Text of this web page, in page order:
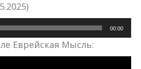
00:00
Еврейская Мысль: